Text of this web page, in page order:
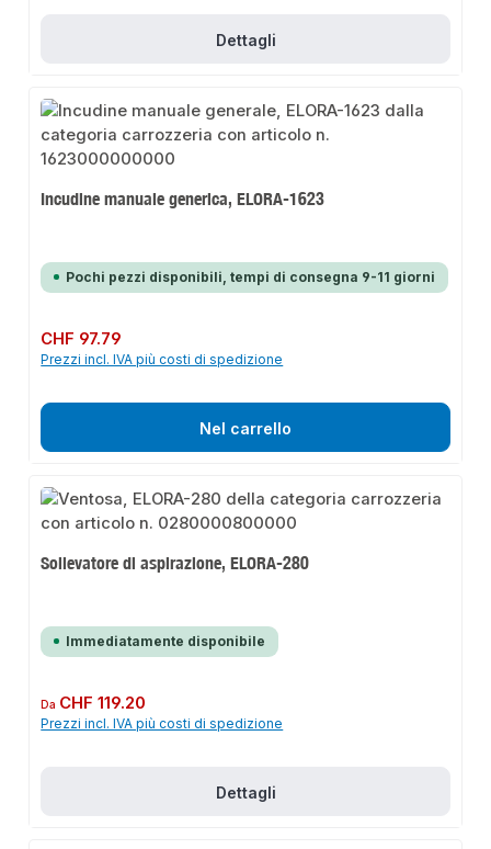
Dettagli
Incudine manuale generica, ELORA-1623
Pochi pezzi disponibili, tempi di consegna 9-11 giorni
Prezzo normale:
CHF 97.79
Prezzi incl. IVA più costi di spedizione
Nel carrello
Sollevatore di aspirazione, ELORA-280
Immediatamente disponibile
Prezzo normale:
Da CHF 119.20
Prezzi incl. IVA più costi di spedizione
Dettagli